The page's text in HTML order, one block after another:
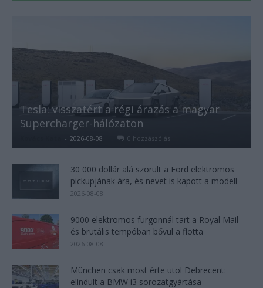
Tesla: visszatért a régi árazás a magyar
Supercharger-hálózaton
- 2026-08-08 0 hozzászólás
30 000 dollár alá szorult a Ford elektromos
pickupjának ára, és nevet is kapott a modell
2026-08-08
9000 elektromos furgonnál tart a Royal Mail —
és brutális tempóban bővül a flotta
2026-08-08
München csak most érte utol Debrecent:
elindult a BMW i3 sorozatgyártása